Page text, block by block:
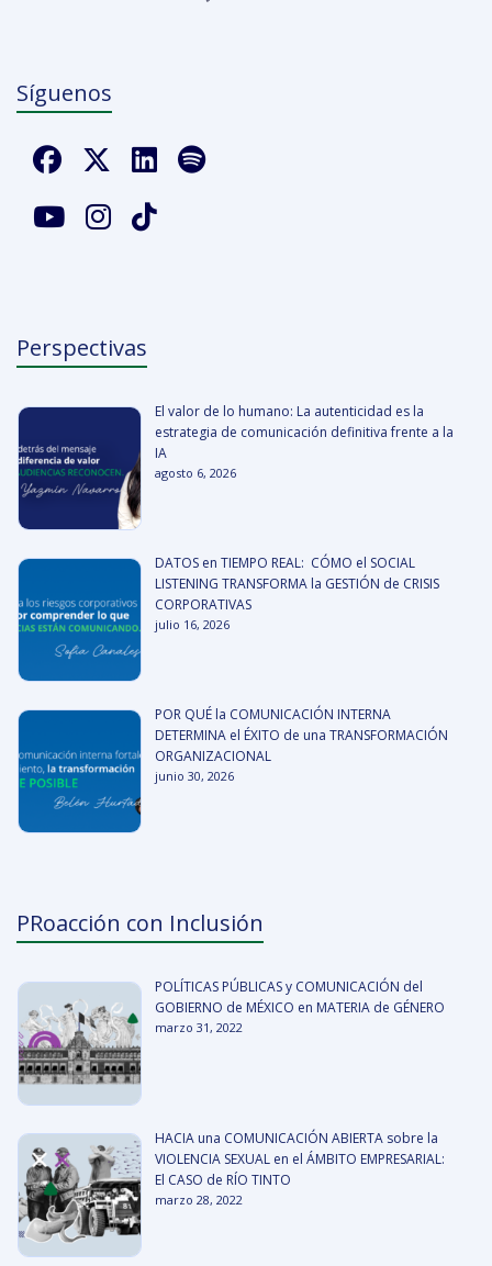
Síguenos
Perspectivas
El valor de lo humano: La autenticidad es la
estrategia de comunicación definitiva frente a la
IA
agosto 6, 2026
DATOS en TIEMPO REAL: CÓMO el SOCIAL
LISTENING TRANSFORMA la GESTIÓN de CRISIS
CORPORATIVAS
julio 16, 2026
POR QUÉ la COMUNICACIÓN INTERNA
DETERMINA el ÉXITO de una TRANSFORMACIÓN
ORGANIZACIONAL
junio 30, 2026
PRoacción con Inclusión
POLÍTICAS PÚBLICAS y COMUNICACIÓN del
GOBIERNO de MÉXICO en MATERIA de GÉNERO
marzo 31, 2022
HACIA una COMUNICACIÓN ABIERTA sobre la
VIOLENCIA SEXUAL en el ÁMBITO EMPRESARIAL:
El CASO de RÍO TINTO
marzo 28, 2022